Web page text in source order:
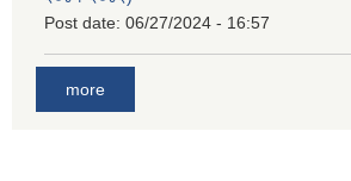
Post date: 06/27/2024 - 16:57
more